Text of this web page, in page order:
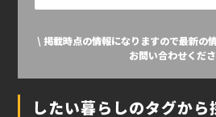
\ 掲載時点の情報になりますので最新の
お問い合わせくだ
したい暮らしのタグから